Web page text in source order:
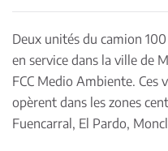
Deux unités du camion
en service dans la ville de
FCC Medio Ambiente. Ces
opèrent dans les zones
Fuencarral, El Pardo,